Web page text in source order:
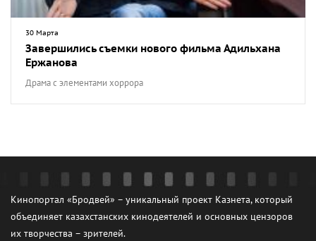
30 Марта
Завершились съемки нового фильма Адильхана
Ержанова
Драма с элементами хоррора
Кинопортал «Бродвей» – уникальный проект Казнета, который
объединяет казахстанских кинодеятелей и основных цензоров
их творчества – зрителей.